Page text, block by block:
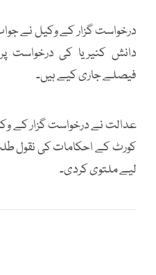
درخواست گزار کے وکیل نے
دانش کنیریا کی درخواست
فیصلے جاری کیے ہیں۔
عدالت نے درخواست گزار کے
لیے ملتوی کردی۔